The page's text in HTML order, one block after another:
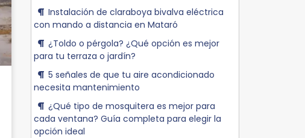
Instalación de claraboya bivalva eléctrica
con mando a distancia en Mataró
¿Toldo o pérgola? ¿Qué opción es mejor
para tu terraza o jardín?
5 señales de que tu aire acondicionado
necesita mantenimiento
¿Qué tipo de mosquitera es mejor para
cada ventana? Guía completa para elegir la
opción ideal